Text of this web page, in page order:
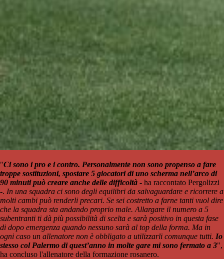
"Ci sono i pro e i contro. Personalmente non sono propenso a fare
troppe sostituzioni, spostare 5 giocatori di uno scherma nell’arco di
90 minuti può creare anche delle difficoltà - ha raccontato Pergolizzi
-. In una squadra ci sono degli equilibri da salvaguardare e ricorrere a
molti cambi può renderli precari. Se sei costretto a farne tanti vuol dire
che la squadra sta andando proprio male. Allargare il numero a 5
subentranti ti dà più possibilità di scelta e sarà positivo in questa fase
di dopo emergenza quando nessuno sarà al top della forma. Ma in
ogni caso un allenatore non è obbligato a utilizzarli comunque tutti. Io
stesso col Palermo di quest’anno in molte gare mi sono fermato a 3",
ha concluso l'allenatore della formazione rosanero.